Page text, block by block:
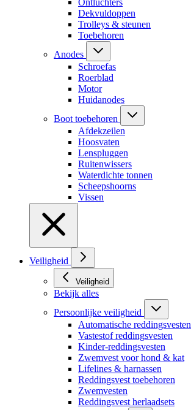
Ontluchters
Dekvuldoppen
Trolleys & steunen
Toebehoren
Anodes
Schroefas
Roerblad
Motor
Huidanodes
Boot toebehoren
Afdekzeilen
Hoosvaten
Lenspluggen
Ruitenwissers
Waterdichte tonnen
Scheepshoorns
Vissen
Veiligheid
Veiligheid
Bekijk alles
Persoonlijke veiligheid
Automatische reddingsvesten
Vastestof reddingsvesten
Kinder-reddingsvesten
Zwemvest voor hond & kat
Lifelines & harnassen
Reddingsvest toebehoren
Zwemvesten
Reddingsvest herlaadsets